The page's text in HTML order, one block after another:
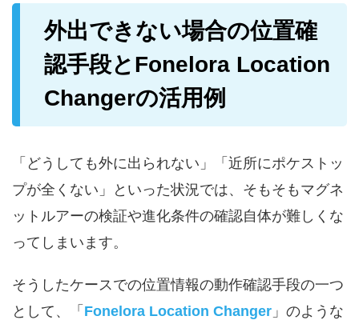
外出できない場合の位置確
認手段とFonelora Location
Changerの活用例
「どうしても外に出られない」「近所にポケストッ
プが全くない」といった状況では、そもそもマグネ
ットルアーの検証や進化条件の確認自体が難しくな
ってしまいます。
そうしたケースでの位置情報の動作確認手段の一つ
として、「 Fonelora Location Changer 」のような